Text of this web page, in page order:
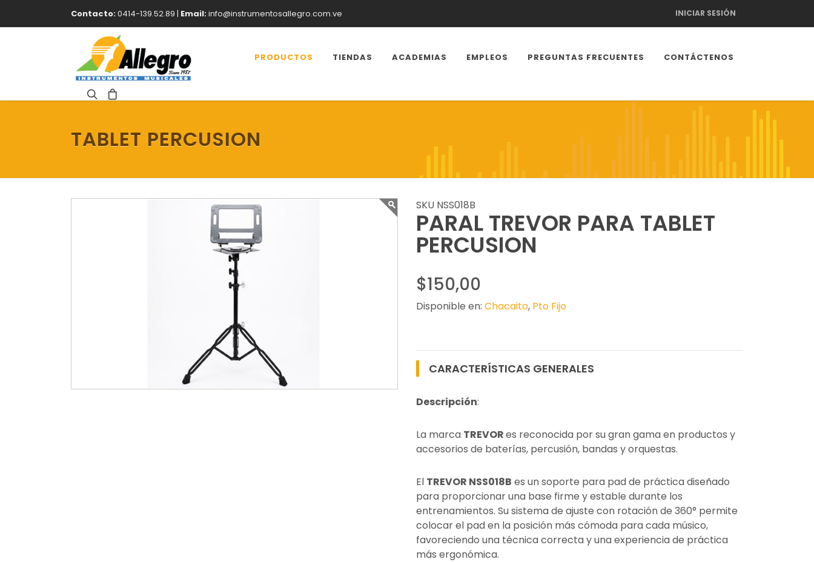
Contacto:0414-139.52.89 | Email:info@instrumentosallegro.com.ve INICIAR SESIÓN
PRODUCTOS TIENDAS ACADEMIAS EMPLEOS PREGUNTAS FRECUENTES CONTÁCTENOS
TABLET PERCUSION
SKU NSS018B
PARAL TREVOR PARA TABLET
PERCUSION
$150,00
Disponible en: Chacaito, Pto Fijo
CARACTERÍSTICAS GENERALES
Descripción:
La marca TREVORes reconocida por su gran gama en productos y
accesorios de baterías, percusión, bandas y orquestas.
El TREVOR NSS018B es un soporte para pad de práctica diseñado
para proporcionar una base firme y estable durante los
entrenamientos. Su sistema de ajuste con rotación de 360° permite
colocar el pad en la posición más cómoda para cada músico,
favoreciendo una técnica correcta y una experiencia de práctica
más ergonómica.